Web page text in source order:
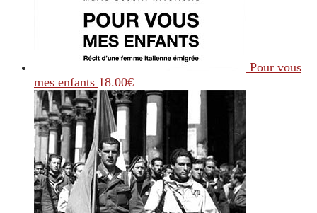
Pour vous
mes enfants 18.00€